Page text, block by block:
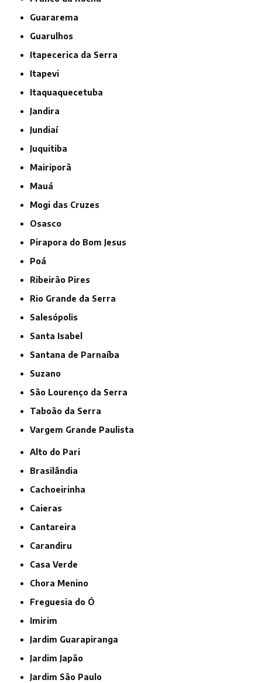
Guararema
Guarulhos
Itapecerica da Serra
Itapevi
Itaquaquecetuba
Jandira
Jundiaí
Juquitiba
Mairiporã
Mauá
Mogi das Cruzes
Osasco
Pirapora do Bom Jesus
Poá
Ribeirão Pires
Rio Grande da Serra
Salesópolis
Santa Isabel
Santana de Parnaíba
Suzano
São Lourenço da Serra
Taboão da Serra
Vargem Grande Paulista
Alto do Pari
Brasilândia
Cachoeirinha
Caieras
Cantareira
Carandiru
Casa Verde
Chora Menino
Freguesia do Ó
Imirim
Jardim Guarapiranga
Jardim Japão
Jardim São Paulo